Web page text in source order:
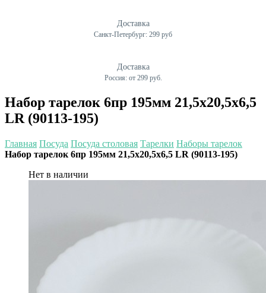
Доставка
Санкт-Петербург: 299 руб
Доставка
Россия: от 299 руб.
Набор тарелок 6пр 195мм 21,5х20,5х6,5
LR (90113-195)
Главная Посуда Посуда столовая Тарелки Наборы тарелок
Набор тарелок 6пр 195мм 21,5х20,5х6,5 LR (90113-195)
Нет в наличии